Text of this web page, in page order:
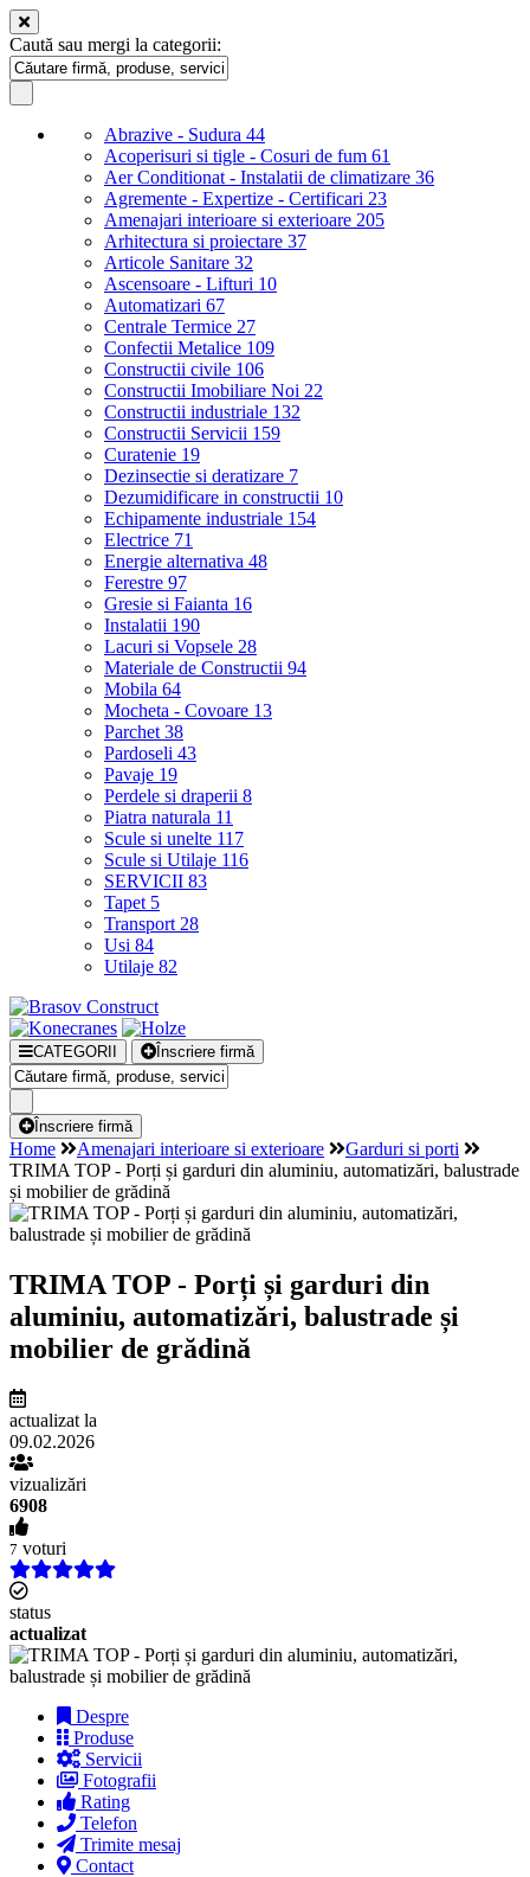
Caută sau mergi la categorii:
Abrazive - Sudura 44
Acoperisuri si tigle - Cosuri de fum 61
Aer Conditionat - Instalatii de climatizare 36
Agremente - Expertize - Certificari 23
Amenajari interioare si exterioare 205
Arhitectura si proiectare 37
Articole Sanitare 32
Ascensoare - Lifturi 10
Automatizari 67
Centrale Termice 27
Confectii Metalice 109
Constructii civile 106
Constructii Imobiliare Noi 22
Constructii industriale 132
Constructii Servicii 159
Curatenie 19
Dezinsectie si deratizare 7
Dezumidificare in constructii 10
Echipamente industriale 154
Electrice 71
Energie alternativa 48
Ferestre 97
Gresie si Faianta 16
Instalatii 190
Lacuri si Vopsele 28
Materiale de Constructii 94
Mobila 64
Mocheta - Covoare 13
Parchet 38
Pardoseli 43
Pavaje 19
Perdele si draperii 8
Piatra naturala 11
Scule si unelte 117
Scule si Utilaje 116
SERVICII 83
Tapet 5
Transport 28
Usi 84
Utilaje 82
CATEGORII Înscriere firmă
Înscriere firmă
Home Amenajari interioare si exterioare
Garduri si porti
TRIMA TOP - Porți și garduri din aluminiu, automatizări, balustrade
și mobilier de grădină
TRIMA TOP - Porți și garduri din
aluminiu, automatizări, balustrade și
mobilier de grădină
actualizat la
09.02.2026
vizualizări
6908
7 voturi
status
actualizat
Despre
Produse
Servicii
Fotografii
Rating
Telefon
Trimite mesaj
Contact